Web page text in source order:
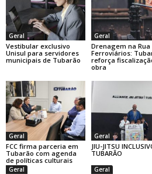
Geral
Vestibular exclusivo
Unisul para servidores
municipais de Tubarão
Geral
Drenagem na Rua
Ferroviários:
reforça
obra
Geral
FCC firma parceria em
Tubarão com agenda
de políticas culturais
Geral
JIU-JITSU
TUBARÃO
Geral Geral